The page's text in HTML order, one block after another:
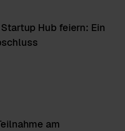
Hub feiern: Ein
am